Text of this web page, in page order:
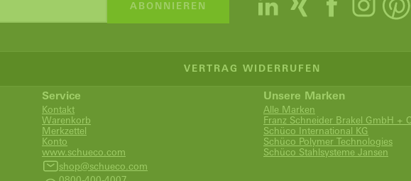
ABONNIEREN
VERTRAG WIDERRUFEN
Service
Kontakt
Warenkorb
Merkzettel
Konto
www.schueco.com
shop@schueco.com
Unsere Marken
Alle Marken
Franz Schneider Brakel GmbH +
Schüco International KG
Schüco Polymer Technologies
Schüco Stahlsysteme Jansen